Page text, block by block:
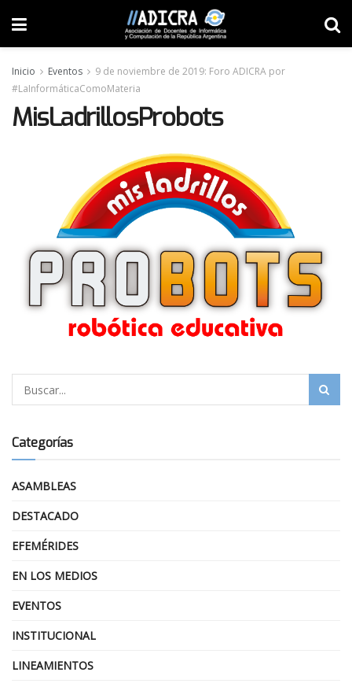
Inicio Eventos
9 de noviembre de 2019: Foro ADICRA por
#LaInformáticaComoMateria
MisLadrillosProbots
Categorías
ASAMBLEAS
DESTACADO
EFEMÉRIDES
EN LOS MEDIOS
EVENTOS
INSTITUCIONAL
LINEAMIENTOS